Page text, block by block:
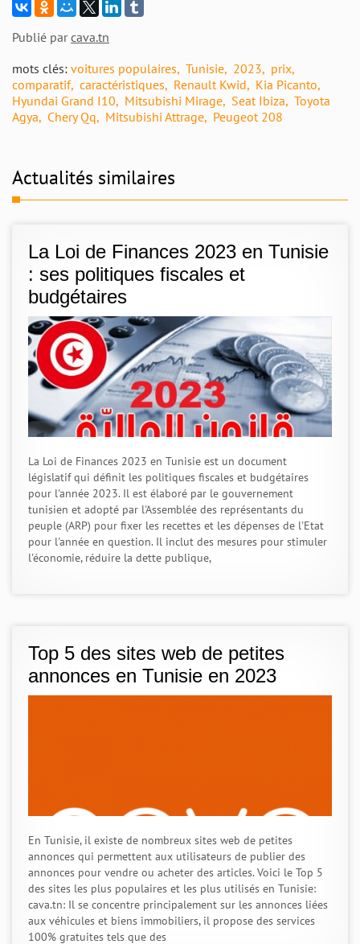
Publié parcava.tn
mots clés: voitures populaires Tunisie 2023
prix
comparatif caractéristiques Renault Kwid
Kia Picanto
Hyundai Grand I10
Mitsubishi Mirage Seat Ibiza Toyota
Agya
Chery Qq Mitsubishi Attrage Peugeot 208
Actualités similaires
La Loi de Finances 2023 en Tunisie
: ses politiques fiscales et
budgétaires
La Loi de Finances 2023 en Tunisie est un document
législatif qui définit les politiques fiscales et budgétaires
pour l'année 2023. Il est élaboré par le gouvernement
tunisien et adopté par l'Assemblée des représentants du
peuple (ARP) pour fixer les recettes et les dépenses de l'Etat
pour l'année en question. Il inclut des mesures pour stimuler
l'économie, réduire la dette publique,
Top 5 des sites web de petites
annonces en Tunisie en 2023
En Tunisie, il existe de nombreux sites web de petites
annonces qui permettent aux utilisateurs de publier des
annonces pour vendre ou acheter des articles. Voici le Top 5
des sites les plus populaires et les plus utilisés en Tunisie:
cava.tn: Il se concentre principalement sur les annonces liées
aux véhicules et biens immobiliers, il propose des services
100% gratuites tels que des